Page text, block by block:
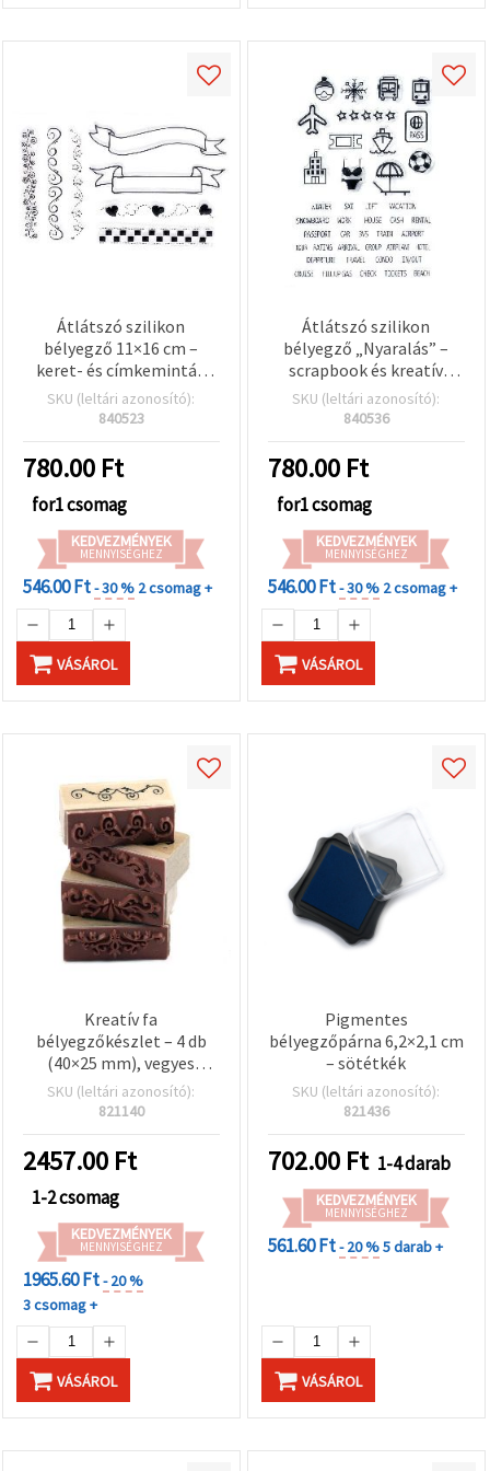
Átlátszó szilikon
bélyegző 11×16 cm –
keret- és címkeminták
scrapbookinghoz és
dekoráláshoz
SKU (leltári azonosító):
840523
780.00 Ft
for1 csomag
KEDVEZMÉNYEK
MENNYISÉGHEZ
546.00 Ft- 30 % 2 csomag +
VÁSÁROL
Átlátszó szilikon
bélyegző „Nyaralás” –
scrapbook és kreatív
hobbi, 11x16 cm
SKU (leltári azonosító):
840536
780.00 Ft
for1 csomag
KEDVEZMÉNYEK
MENNYISÉGHEZ
546.00 Ft- 30 % 2 csomag +
VÁSÁROL
Kreatív fa
bélyegzőkészlet – 4 db
(40×25 mm), vegyes
motívumok DIY hobbi
kézművességhez és
SKU (leltári azonosító):
821140
2457.00 Ft
1-2 csomag
KEDVEZMÉNYEK
MENNYISÉGHEZ
1965.60 Ft- 20 %
3 csomag +
VÁSÁROL
Pigmentes
bélyegzőpárna 6,2×2,1 cm
– sötétkék
SKU (leltári azonosító):
821436
702.00 Ft 1-4 darab
KEDVEZMÉNYEK
MENNYISÉGHEZ
561.60 Ft- 20 %5 darab +
VÁSÁROL